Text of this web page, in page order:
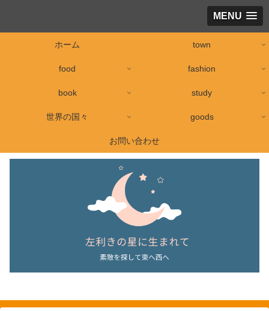
MENU
ホーム town
food fashion
book study
世界の国々 goods
お問い合わせ